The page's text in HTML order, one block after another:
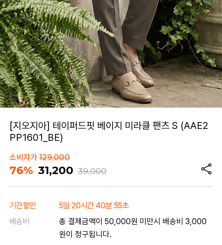
[지오지아] 테이퍼드핏 베이지 미라클 팬츠 S (AAE2
PP1601_BE)
소비자가129,000
76% 31,200 39,000
기간할인
5일 20시간 40분 55초
배송비
총 결제금액이 50,000원 미만시 배송비 3,000
원이 청구됩니다.